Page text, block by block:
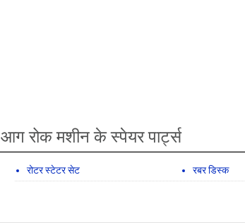
आग रोक मशीन के स्पेयर पार्ट्स
रोटर स्टेटर सेट रबर डिस्क